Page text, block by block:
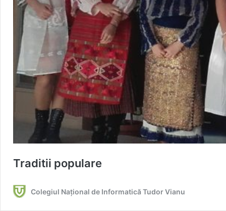
Traditii populare
Colegiul Național de Informatică Tudor Vianu